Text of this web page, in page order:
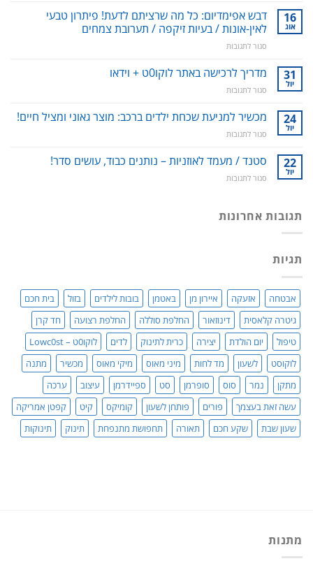
לשטיפה
דנטלית:
ניקוי
שיניים,
וחלל
–
עששת,
דלקות
16
אוג
דבש אפימדיום: כל מה שרציתם לדעת! פיתרון טבעי
לאין-אונות / בעיות זיקפה / תערובת צמחים
סגור לתגובותעל
אפימדיום:
מה
לדעת!
טבעי
/
בעיות
תערובת
צמחים
31
יול
מדריך לרכישה באתר לוקו0ט + וידאו
סגור לתגובותעל
לרכישה
וידאו
24
יול
מכשיר למניעת שכחת ילדים ברכב: מוצר גאוני ומציל חיים!
סגור לתגובותעל
למניעת
ילדים
גאוני
22
יול
סטנד / מעמד לאוזניות – נותנים כבוד, עושים סדר!
סגור לתגובותעל
מעמדתגובות אחרונות
תגיות
אבטחה אזעקה איירון מן באטמן בובות לילדים בזול
בית חכם
גיטרה קלאסית
דינוזאור החלפת סוללה החלפת רצועה
חד קרן
טיפול
יום הולדת יצירה כרית לתינוק לדים
לוקו0ט – Lowc0st
לוקוסט
לשעון מד לחות מיני מאוס מיקי מאוס מכשיר
מתנה
מתקן
נמר סוס סופרמן סט ספיידרמן עיצוב
ערכה
עשה זאת בעצמך
פורים פותחן לשעון קומיקס קיט
קפטן אמריקה
שעון שבת
שקע חכם תאורה תחפושת מתנפחת תינוק תינוקות
מתנות